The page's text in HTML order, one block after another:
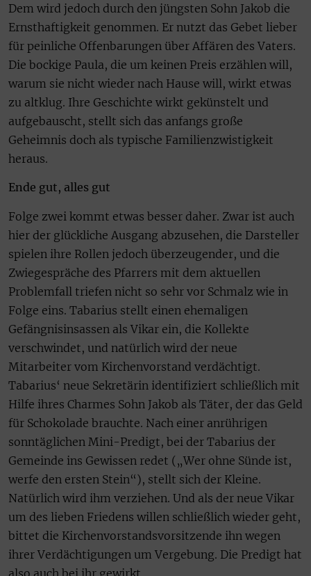
Dem wird jedoch durch den jüngsten Sohn Jakob die
Ernsthaftigkeit genommen. Er nutzt das Gebet lieber
für peinliche Offenbarungen über Affären des Vaters.
Die bockige Paula, die um keinen Preis erzählen will,
warum sie nicht wieder nach Hause will, wirkt etwas
zu altklug. Ihre Geschichte wirkt gekünstelt und
aufgebauscht, stellt sich das anfangs große
Geheimnis doch als typische Familienzwistigkeit
heraus.
Ende gut, alles gut
Folge zwei kommt etwas besser daher. Zwar ist auch
hier der glückliche Ausgang abzusehen, die Darsteller
spielen ihre Rollen jedoch überzeugender, und die
Zwiegespräche des Pfarrers mit dem aktuellen
Problemfall triefen nicht so sehr vor Schmalz wie in
Folge eins. Tabarius stellt einen ehemaligen
Gefängnisinsassen als Vikar ein, die Kollekte
verschwindet, und natürlich wird der neue
Mitarbeiter vom Kirchenvorstand verdächtigt.
Tabarius‘ neue Sekretärin identifiziert schließlich mit
Hilfe ihres Charmes Sohn Jakob als Täter, der das Geld
für Schokolade brauchte. Nach einer anrührigen
sonntäglichen Mini-Predigt, bei der Tabarius der
Gemeinde ins Gewissen redet („Wer ohne Sünde ist,
werfe den ersten Stein“), stellt sich der Kleine.
Natürlich wird ihm verziehen. Und als der neue Vikar
um des lieben Friedens willen schließlich wieder geht,
bittet die Kirchenvorstandsvorsitzende ihn wegen
ihrer Verdächtigungen um Vergebung. Die Predigt hat
also auch bei ihr gewirkt.